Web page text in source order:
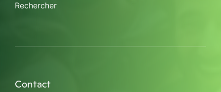
Rechercher
Contact